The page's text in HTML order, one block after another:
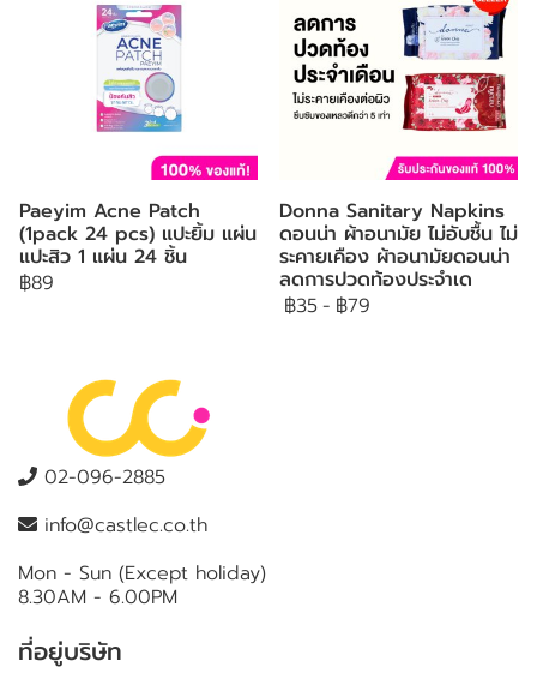
Paeyim Acne Patch
(1pack 24 pcs) แปะยิ้ม แผ่น
แปะสิว 1 แผ่น 24 ชิ้น
฿89
Donna Sanitary Napkins
ดอนน่า ผ้าอนามัย ไม่อับชื้น ไม่
ระคายเคือง ผ้าอนามัยดอนน่า
ลดการปวดท้องประจำเด
฿35- ฿79
02-096-2885
info@castlec.co.th
Mon - Sun (Except holiday)
8.30AM - 6.00PM
ที่อยู่บริษัท